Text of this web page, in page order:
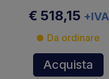
€ 518,15 +IVA
Da ordinare
Acquista